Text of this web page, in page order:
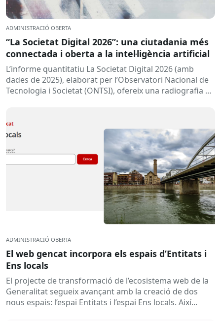
ADMINISTRACIÓ OBERTA
“La Societat Digital 2026”: una ciutadania més
connectada i oberta a la intel·ligència artificial
L’informe quantitatiu La Societat Digital 2026 (amb
dades de 2025), elaborat per l’Observatori Nacional de
Tecnologia i Societat (ONTSI), ofereix una radiografia de
ADMINISTRACIÓ OBERTA
El web gencat incorpora els espais d’Entitats i
Ens locals
El projecte de transformació de l’ecosistema web de la
Generalitat segueix avançant amb la creació de dos
nous espais: l’espai Entitats i l’espai Ens locals. Així...